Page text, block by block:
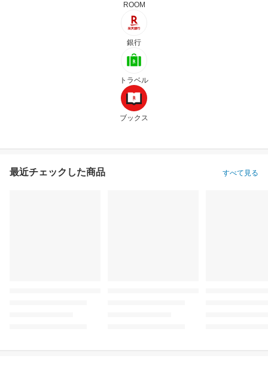
ROOM
銀行
トラベル
ブックス
最近チェックした商品 すべて見る